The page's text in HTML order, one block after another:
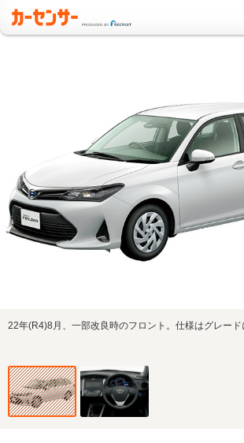
22年(R4)8月、一部改良時のフロント。仕様はグレー